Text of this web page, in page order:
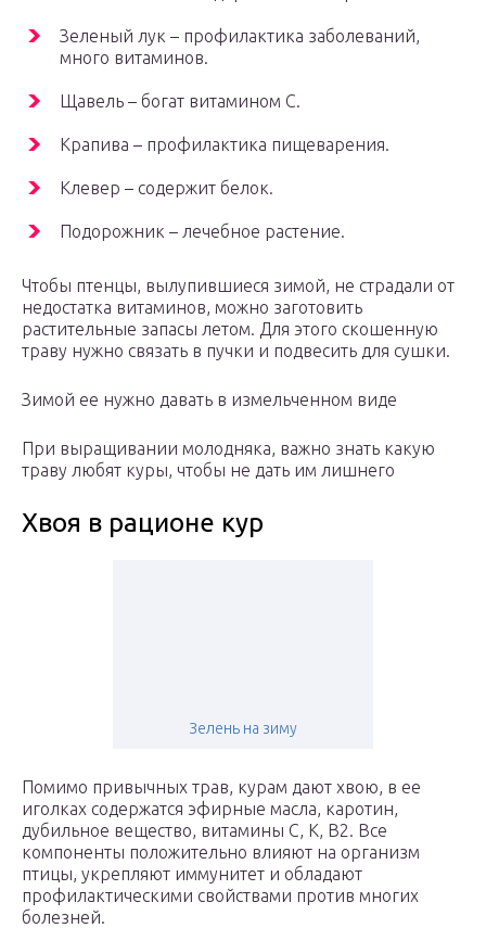
Зеленый лук – профилактика заболеваний,
много витаминов.
Щавель – богат витамином С.
Крапива – профилактика пищеварения.
Клевер – содержит белок.
Подорожник – лечебное растение.
Чтобы птенцы, вылупившиеся зимой, не страдали от
недостатка витаминов, можно заготовить
растительные запасы летом. Для этого скошенную
траву нужно связать в пучки и подвесить для сушки.
Зимой ее нужно давать в измельченном виде
При выращивании молодняка, важно знать какую
траву любят куры, чтобы не дать им лишнего
Хвоя в рационе кур
Зелень на зиму
Помимо привычных трав, курам дают хвою, в ее
иголках содержатся эфирные масла, каротин,
дубильное вещество, витамины С, К, В2. Все
компоненты положительно влияют на организм
птицы, укрепляют иммунитет и обладают
профилактическими свойствами против многих
болезней.